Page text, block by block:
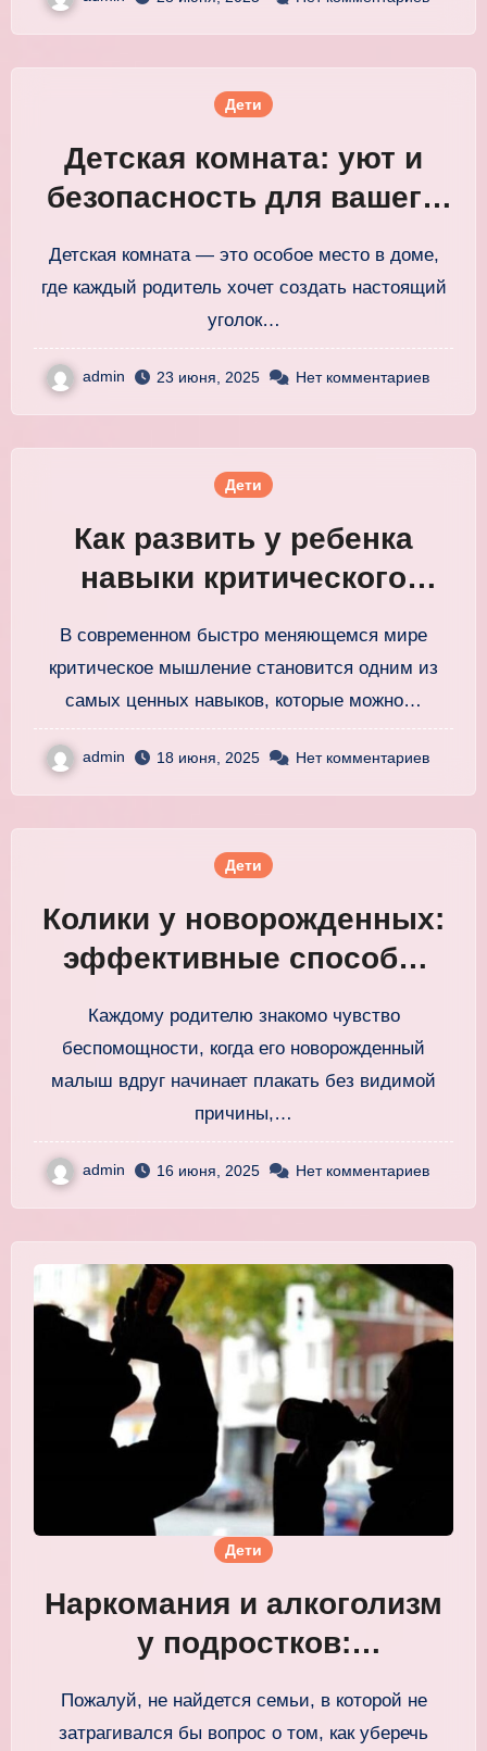
Дети
Детская комната: уют и
безопасность для вашего
Детская комната — это особое место в доме,
где каждый родитель хочет создать настоящий
уголок…
admin 23 июня, 2025 Нет комментариев
Дети
Как развить у ребенка
навыки критического
советы
В современном быстро меняющемся мире
критическое мышление становится одним из
самых ценных навыков, которые можно…
admin 18 июня, 2025 Нет комментариев
Дети
Колики у новорожденных:
эффективные способы
Каждому родителю знакомо чувство
беспомощности, когда его новорожденный
малыш вдруг начинает плакать без видимой
причины,…
admin 16 июня, 2025 Нет комментариев
Дети
Наркомания и алкоголизм
у подростков:
профилактика и лечение
Пожалуй, не найдется семьи, в которой не
затрагивался бы вопрос о том, как уберечь